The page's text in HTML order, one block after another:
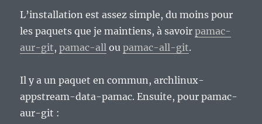
L’installation est assez simple, du moins pour
les paquets que je maintiens, à savoirpamac-
aur-git,pamac-all oupamac-all-git.
Il y a un paquet en commun, archlinux-
appstream-data-pamac. Ensuite, pour pamac-
aur-git :